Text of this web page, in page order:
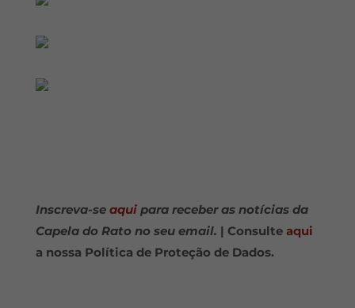
Inscreva-se aquipara receber as notícias da
Capela do Rato no seu email. | Consulte aqui
a nossa Política de Proteção de Dados.